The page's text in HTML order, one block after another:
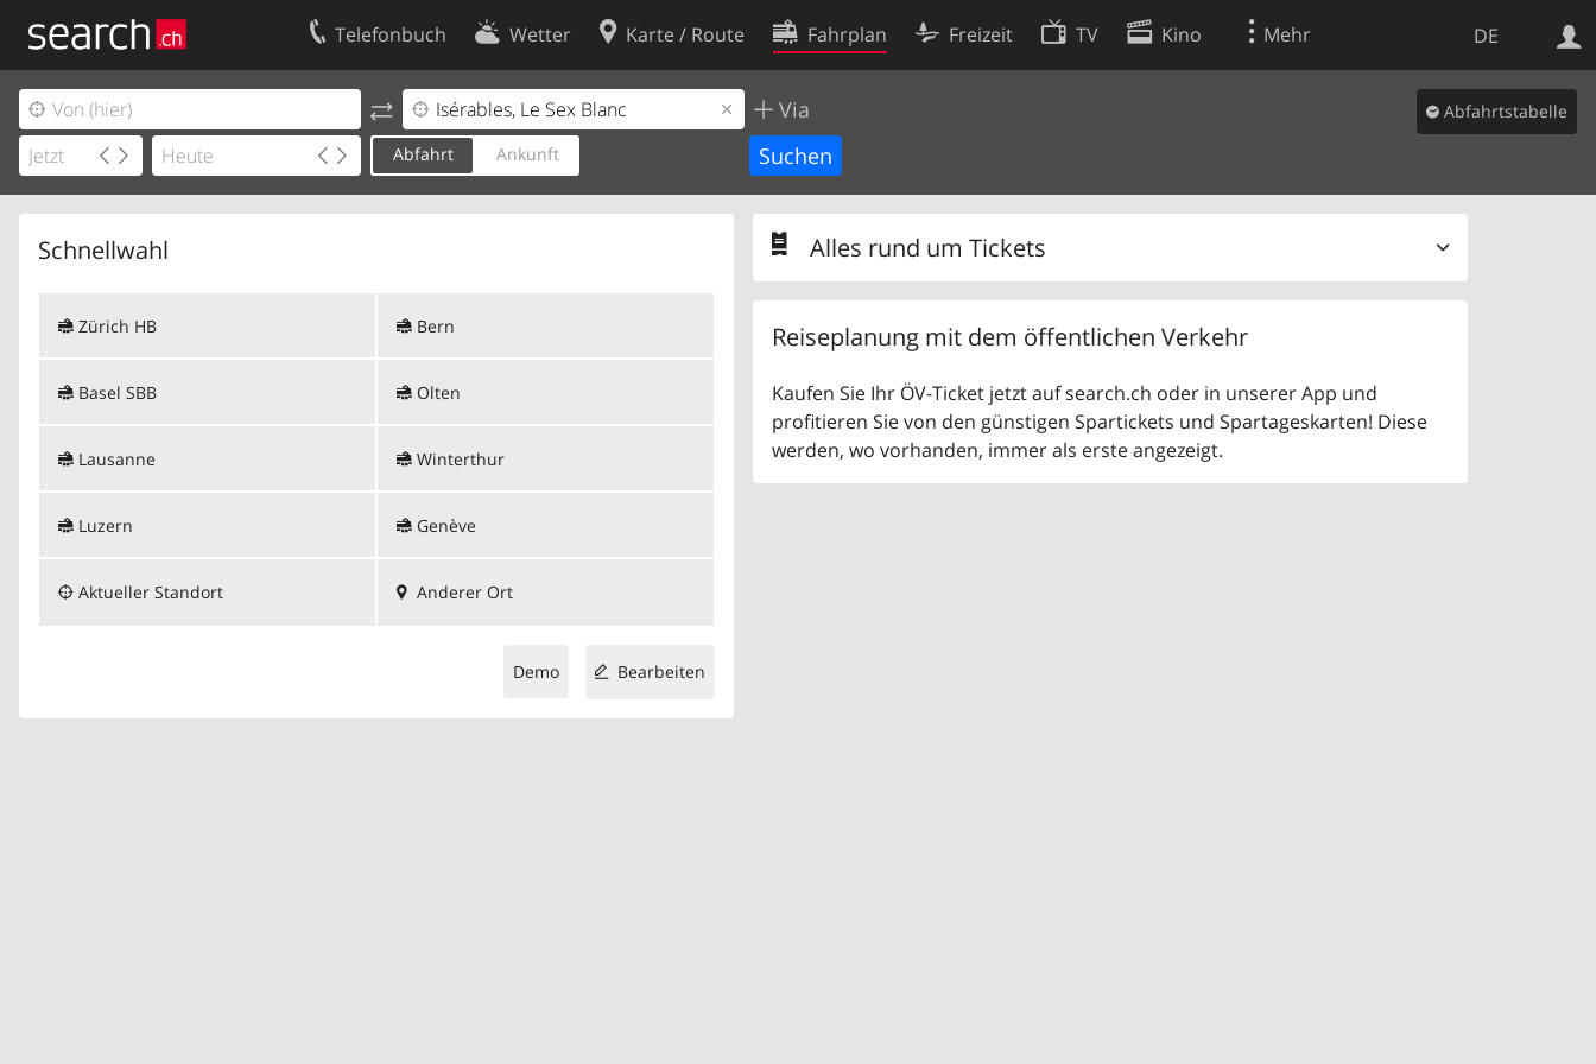
DE
Telefonbuch Wetter Karte / Route Fahrplan Freizeit TV Kino Mehr
Via
Abfahrt Ankunft
Abfahrtstabelle
Schnellwahl
Zürich HB
Basel SBB
Lausanne
Luzern
Bern
Olten
Winterthur
Genève
Aktueller Standort Anderer Ort
Bearbeiten
Demo
Alles rund um Tickets
Reiseplanung mit dem öffentlichen Verkehr
Kaufen Sie Ihr ÖV-Ticket jetzt auf search.ch oder in unserer App und
profitieren Sie von den günstigen Spartickets und Spartageskarten! Diese
werden, wo vorhanden, immer als erste angezeigt.
Ihr Eintrag
Kundencenter Geschäftskunden
Kontakt
Nutzungsbedingungen
Cookie-Einstellungen